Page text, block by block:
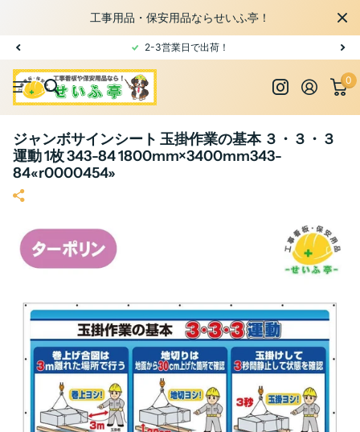
工事用品・保安用品ならせいふ亭！
2-3営業日で出荷！
0
ジャンボサインシート 玉掛作業の基本 ３・３・３
運動 1枚 343-84 1800mm×3400mm343-
84«r0000454»